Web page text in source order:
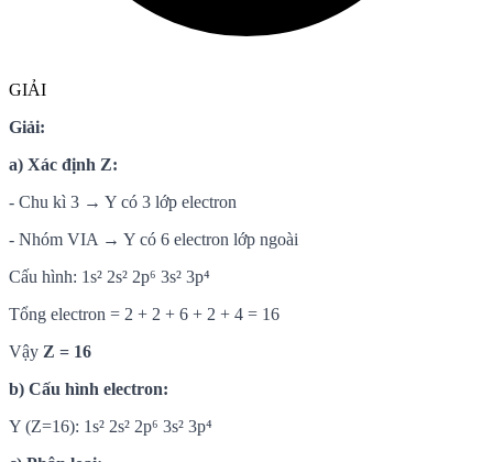
GIẢI
Giải:
a) Xác định Z:
- Chu kì 3 → Y có 3 lớp electron
- Nhóm VIA → Y có 6 electron lớp ngoài
Cấu hình: 1s² 2s² 2p⁶ 3s² 3p⁴
Tổng electron = 2 + 2 + 6 + 2 + 4 = 16
Vậy Z = 16
b) Cấu hình electron:
Y (Z=16): 1s² 2s² 2p⁶ 3s² 3p⁴